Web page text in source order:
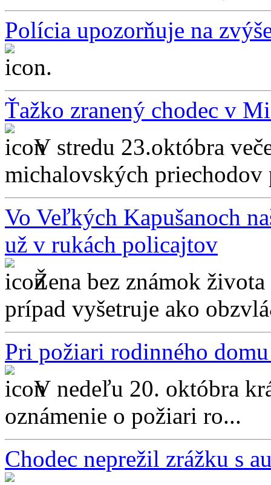
Polícia upozorňuje na
...
Ťažko zranený chodec v
V stredu 23.októbra
michalovských
Vo Veľkých Kapušanoch
už v rukách policajtov
Žena bez známok
prípad vyšetruje ako
Pri požiari rodinného
V nedeľu 20. októbra
oznámenie o požiari ro...
Chodec neprežil zrážku s